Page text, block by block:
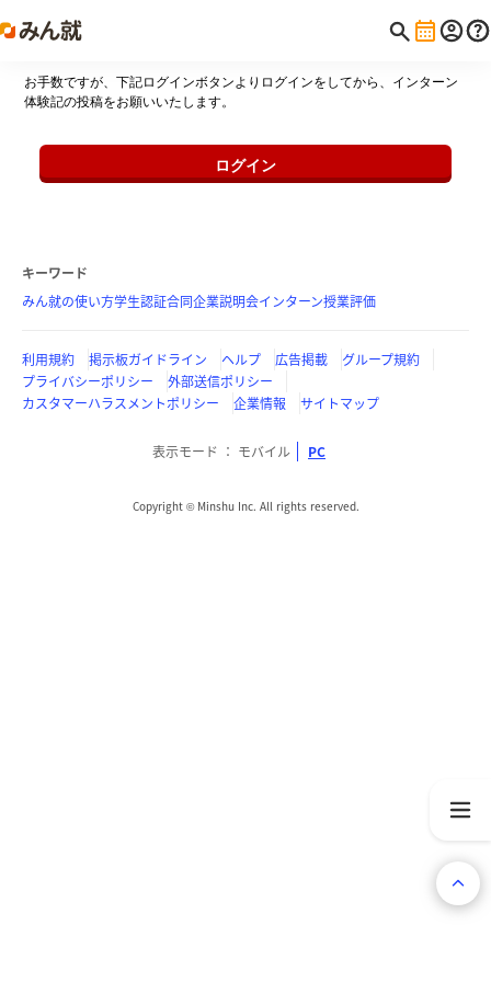
お手数ですが、下記ログインボタンよりログインをしてから、インターン
体験記の投稿をお願いいたします。
ログイン
キーワード
みん就の使い方学生認証合同企業説明会インターン授業評価
利用規約 掲示板ガイドライン ヘルプ 広告掲載
グループ規約
プライバシーポリシー
外部送信ポリシー
カスタマーハラスメントポリシー
企業情報 サイトマップ
表示モード モバイル PC
Copyright © Minshu Inc. All rights reserved.